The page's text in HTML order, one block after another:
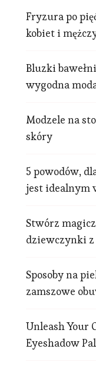
Fryzura po
kobiet i
Bluzki
wygodna
Modzele na
skóry
5 powodów,
jest idealnym
Stwórz
dziewczynki z
Sposoby na
zamszowe
Unleash
Eyeshadow